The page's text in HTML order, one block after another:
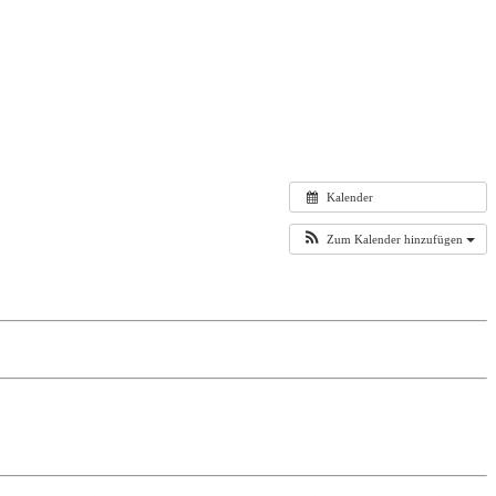
Kalender
Zum Kalender hinzufügen